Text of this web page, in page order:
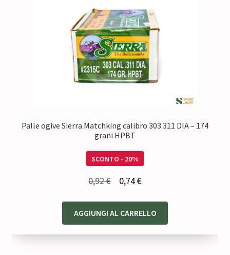
Palle ogive Sierra Matchking calibro 303 311 DIA – 174
grani HPBT
SCONTO - 20%
0,92€
originale
era:
0,74€Il
attuale
è:
AGGIUNGI AL CARRELLO